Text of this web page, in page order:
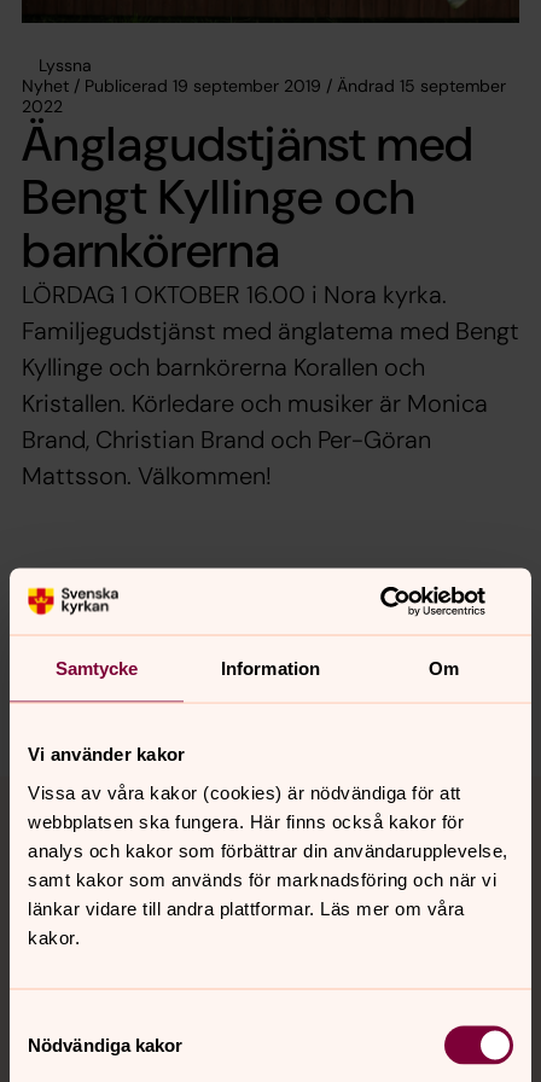
Samtycke Information Om
Vi använder kakor
Vissa av våra kakor (cookies) är nödvändiga för att
webbplatsen ska fungera. Här finns också kakor för
analys och kakor som förbättrar din användarupplevelse,
samt kakor som används för marknadsföring och när vi
länkar vidare till andra plattformar. Läs mer om våra
kakor.
Nödvändiga kakor
Lyssna
Nyhet / Publicerad 19 september 2019 / Ändrad 15 september
2022
Änglagudstjänst med
Bengt Kyllinge och
barnkörerna
LÖRDAG 1 OKTOBER 16.00 i Nora kyrka.
Familjegudstjänst med änglatema med Bengt
Kyllinge och barnkörerna Korallen och
Kristallen. Körledare och musiker är Monica
Brand, Christian Brand och Per-Göran
Mattsson. Välkommen!
Synpunkter eller frågor på sidans
innehåll?
nora.tarnsjo.forsamling@svenskakyrkan.se
Dela
Tillbaka till toppen
Tillbaka till innehållet
Kontakt
Kalender